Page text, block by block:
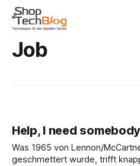
Job
Help, I need
Was 1965 von Lennon/
geschmettert wurde, trifft